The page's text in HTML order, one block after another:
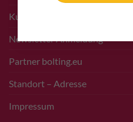
Kunden
Newsletter Anmeldung
Partner bolting.eu
Standort – Adresse
Impressum